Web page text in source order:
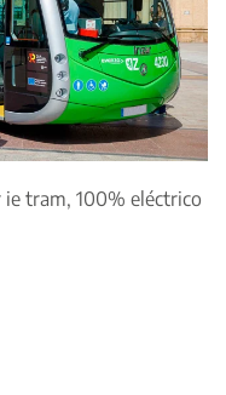
ie tram, 100% eléctrico